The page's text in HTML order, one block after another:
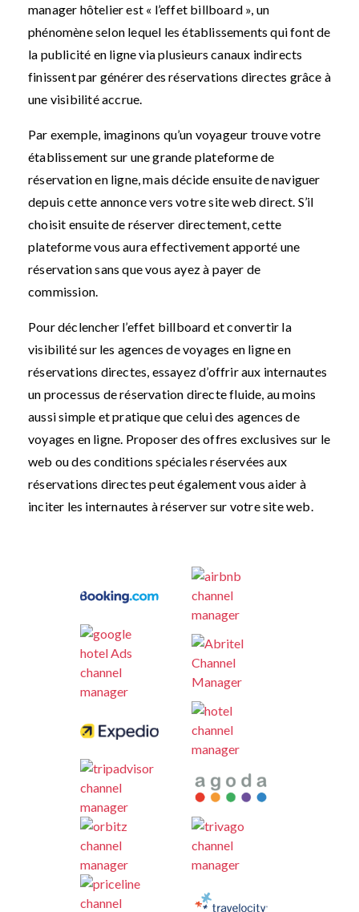
manager hôtelier est « l’effet billboard », un
phénomène selon lequel les établissements qui font de
la publicité en ligne via plusieurs canaux indirects
finissent par générer des réservations directes grâce à
une visibilité accrue.
Par exemple, imaginons qu’un voyageur trouve votre
établissement sur une grande plateforme de
réservation en ligne, mais décide ensuite de naviguer
depuis cette annonce vers votre site web direct. S’il
choisit ensuite de réserver directement, cette
plateforme vous aura effectivement apporté une
réservation sans que vous ayez à payer de
commission.
Pour déclencher l’effet billboard et convertir la
visibilité sur les agences de voyages en ligne en
réservations directes, essayez d’offrir aux internautes
un processus de réservation directe fluide, au moins
aussi simple et pratique que celui des agences de
voyages en ligne. Proposer des offres exclusives sur le
web ou des conditions spéciales réservées aux
réservations directes peut également vous aider à
inciter les internautes à réserver sur votre site web.